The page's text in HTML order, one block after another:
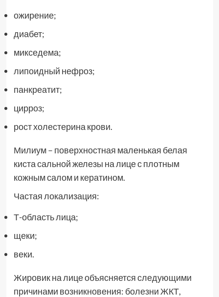
ожирение;
диабет;
микседема;
липоидный нефроз;
панкреатит;
цирроз;
рост холестерина крови.
Милиум – поверхностная маленькая белая
киста сальной железы на лице с плотным
кожным салом и кератином.
Частая локализация:
Т-область лица;
щеки;
веки.
Жировик на лице объясняется следующими
причинами возникновения: болезни ЖКТ,